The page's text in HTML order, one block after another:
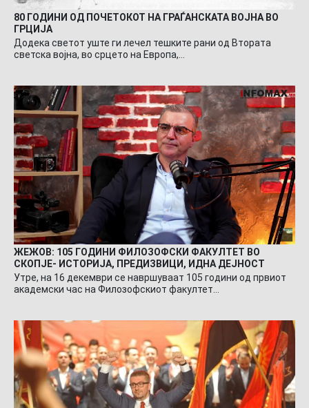
80 ГОДИНИ ОД ПОЧЕТОКОТ НА ГРАЃАНСКАТА ВОЈНА ВО
ГРЦИЈА
Додека светот уште ги лечел тешките рани од Втората
светска војна, во срцето на Европа,…
ЖЕЖОВ: 105 ГОДИНИ ФИЛОЗОФСКИ ФАКУЛТЕТ ВО
СКОПЈЕ- ИСТОРИЈА, ПРЕДИЗВИЦИ, ИДНА ДЕЈНОСТ
Утре, на 16 декември се навршуваат 105 години од првиот
академски час на Филозофскиот факултет…